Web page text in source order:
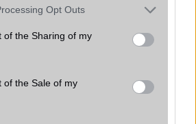
app uses one or more Google
or usage behaviour. You may click to
to Google and its third-party tags to
specified purposes in below Google
Opt Outs
of the Sharing of my
of the Sale of my
Samsung funkció teljesen
tudnak róla
a mindennapi használatot,
továbbra is hiányzik.